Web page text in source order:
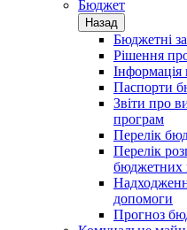
Бюджет
Назад
Бюджетні
Рішення
Паспорти
Звіти про
програм
Перелік
Перелік
бюджетних
допомоги
Прогноз